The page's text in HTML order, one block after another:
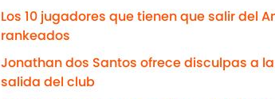
Los 10 jugadores que tienen que salir del
rankeados
Jonathan dos Santos ofrece disculpas a
salida del club